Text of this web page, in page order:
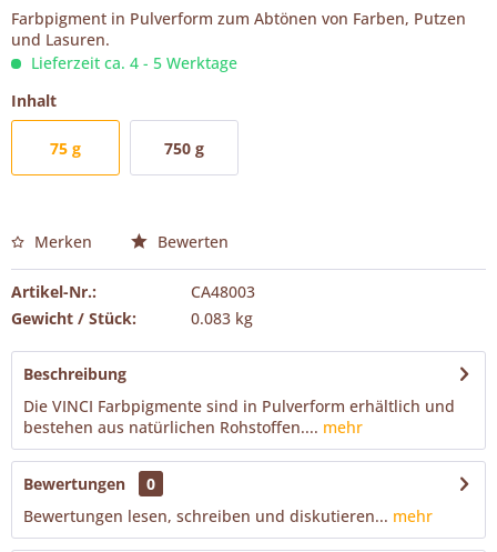
Farbpigment in Pulverform zum Abtönen von Farben, Putzen
und Lasuren.
Lieferzeit ca. 4 - 5 Werktage
Inhalt
75 g 750 g
Merken Bewerten
Artikel-Nr.:
CA48003
Gewicht / Stück:
0.083 kg
Beschreibung
Die VINCI Farbpigmente sind in Pulverform erhältlich und
bestehen aus natürlichen Rohstoffen.... mehr
Bewertungen
0
Bewertungen lesen, schreiben und diskutieren... mehr